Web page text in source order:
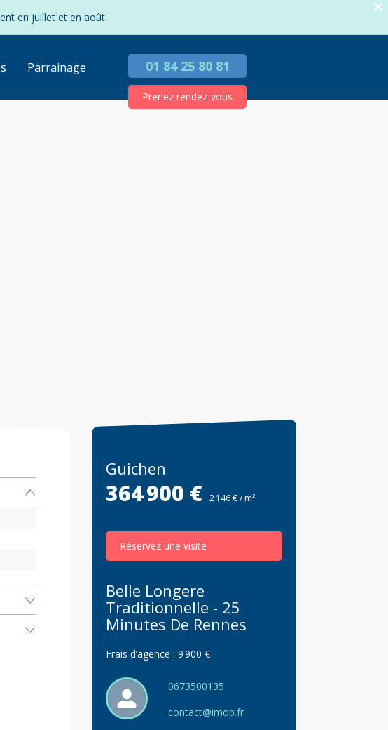
en juillet et en août.
Parrainage 01 84 25 80 81
Prenez rendez-vous
Guichen
364 900 € 2 146 € / m²
Réservez une visite
Belle Longere
Traditionnelle - 25
Minutes De Rennes
Frais d’agence :9 900 €
0673500135
contact@imop.fr